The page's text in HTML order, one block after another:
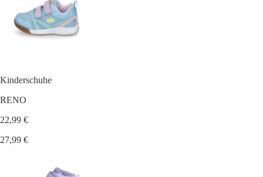
Kinderschuhe
RENO
22,99 €
27,99 €